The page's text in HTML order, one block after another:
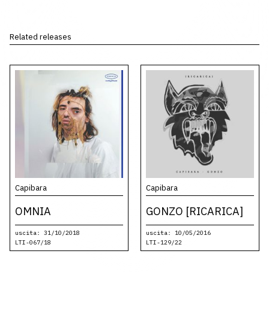
Related releases
Capibara
OMNIA
uscita: 31/10/2018
LTI-067/18
Capibara
GONZO [RICARICA]
uscita: 10/05/2016
LTI-129/22